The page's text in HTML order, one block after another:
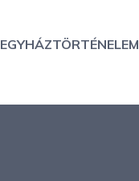
EGYHÁZTÖRTÉNELEM